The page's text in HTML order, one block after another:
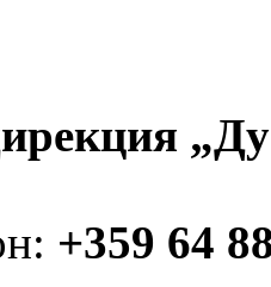
+359 64